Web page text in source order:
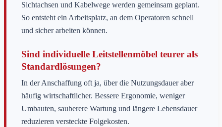
Sichtachsen und Kabelwege werden gemeinsam geplant.
So entsteht ein Arbeitsplatz, an dem Operatoren schnell
und sicher arbeiten können.
Sind individuelle Leitstellenmöbel teurer als
Standardlösungen?
In der Anschaffung oft ja, über die Nutzungsdauer aber
häufig wirtschaftlicher. Bessere Ergonomie, weniger
Umbauten, sauberere Wartung und längere Lebensdauer
reduzieren versteckte Folgekosten.